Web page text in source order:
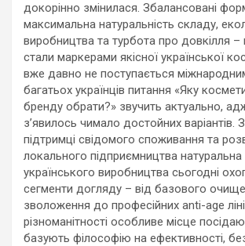
докорінно змінилася. Збалансовані
максимальна натуральність складу,
виробництва та турбота про довкілля –
стали маркерами якісної української
вже давно не поступається
багатьох українців питання «Яку
бренду обрати?» звучить актуально,
з’явилось чимало достойних варіантів.
підтримці свідомого споживання та
локального підприємництва
українського виробництва сьогодні
сегменти догляду – від базового
зволоження до професійних anti-age
різноманітності особливе місце
базують філософію на ефективності,